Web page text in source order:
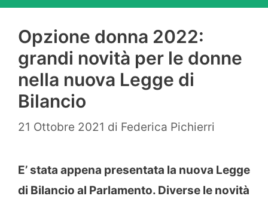
Opzione donna 2022:
grandi novità per le donne
nella nuova Legge di
Bilancio
21 Ottobre 2021 di Federica Pichierri
E’ stata appena presentata la nuova Legge
di Bilancio al Parlamento. Diverse le novità